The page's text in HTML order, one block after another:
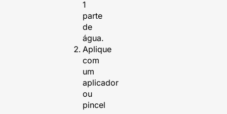
1
parte
de
água.
Aplique
com
um
aplicador
ou
pincel